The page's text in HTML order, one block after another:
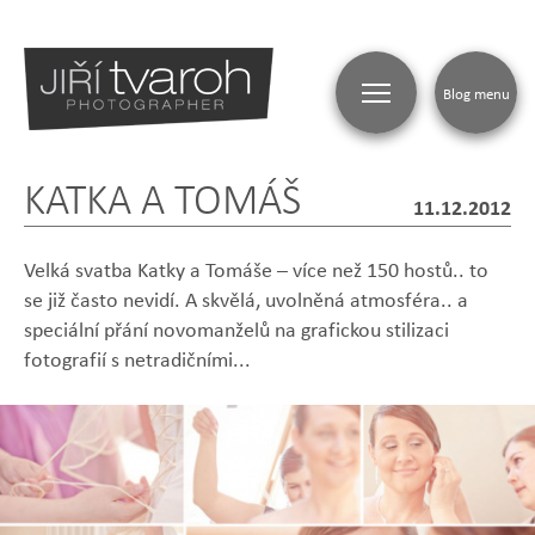
BLOG
KATKA A TOMÁŠ 11.12.2012
Velká svatba Katky a Tomáše – více než 150 hostů.. to
se již často nevidí. A skvělá, uvolněná atmosféra.. a
speciální přání novomanželů na grafickou stilizaci
fotografií s netradičními...
Blog menu